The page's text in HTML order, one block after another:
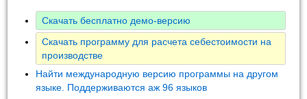
Скачать бесплатно демо-версию
Скачать программу для расчета себестоимости на
производстве
Найти международную версию программы на другом
языке. Поддерживаются аж 96 языков